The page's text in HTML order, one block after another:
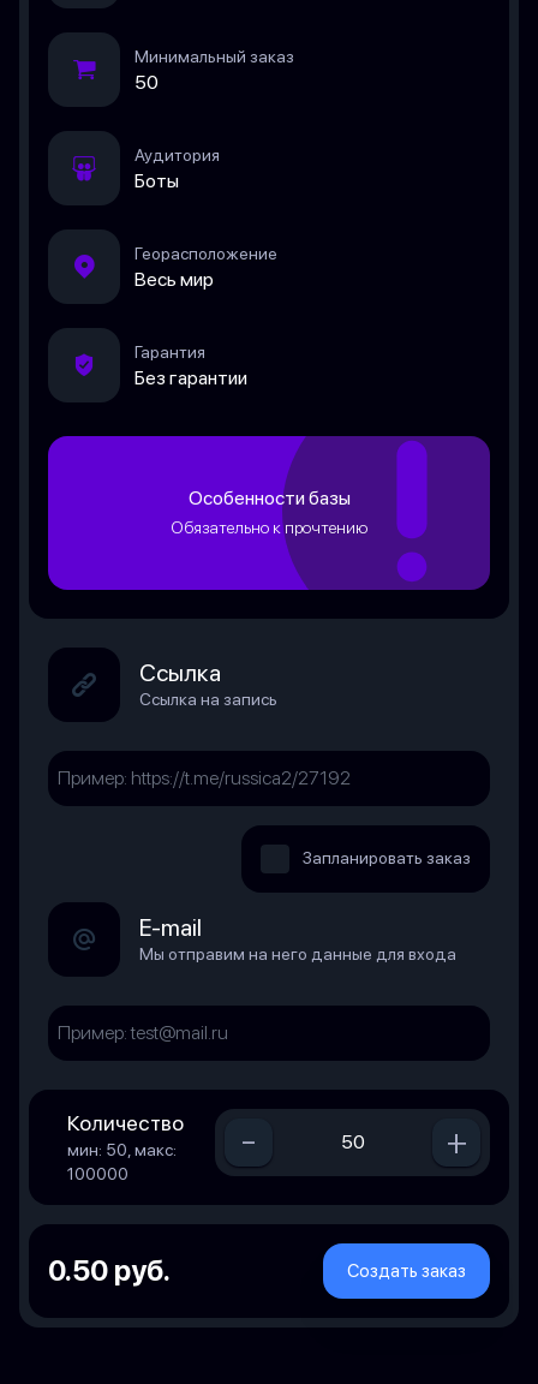
Минимальный заказ
50
Аудитория
Боты
Георасположение
Весь мир
Гарантия
Без гарантии
Особенности базы
Обязательно к прочтению
Ссылка
Ссылка на запись
Запланировать заказ
E-mail
Мы отправим на него данные для входа
Количество
мин: 50, макс:
100000
- +
0.50 руб. Создать заказ